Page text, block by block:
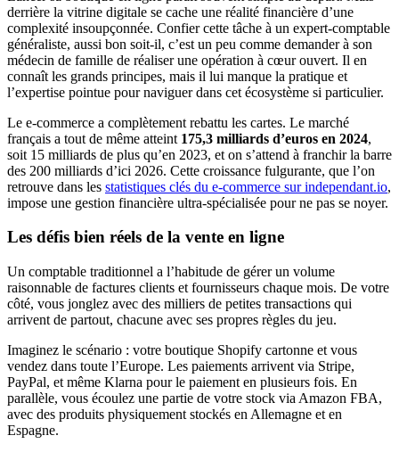
derrière la vitrine digitale se cache une réalité financière d’une
complexité insoupçonnée. Confier cette tâche à un expert-comptable
généraliste, aussi bon soit-il, c’est un peu comme demander à son
médecin de famille de réaliser une opération à cœur ouvert. Il en
connaît les grands principes, mais il lui manque la pratique et
l’expertise pointue pour naviguer dans cet écosystème si particulier.
Le e-commerce a complètement rebattu les cartes. Le marché
français a tout de même atteint 175,3 milliards d’euros en 2024,
soit 15 milliards de plus qu’en 2023, et on s’attend à franchir la barre
des 200 milliards d’ici 2026. Cette croissance fulgurante, que l’on
retrouve dans les statistiques clés du e-commerce sur independant.io,
impose une gestion financière ultra-spécialisée pour ne pas se noyer.
Les défis bien réels de la vente en ligne
Un comptable traditionnel a l’habitude de gérer un volume
raisonnable de factures clients et fournisseurs chaque mois. De votre
côté, vous jonglez avec des milliers de petites transactions qui
arrivent de partout, chacune avec ses propres règles du jeu.
Imaginez le scénario : votre boutique Shopify cartonne et vous
vendez dans toute l’Europe. Les paiements arrivent via Stripe,
PayPal, et même Klarna pour le paiement en plusieurs fois. En
parallèle, vous écoulez une partie de votre stock via Amazon FBA,
avec des produits physiquement stockés en Allemagne et en
Espagne.